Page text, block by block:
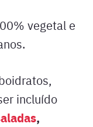
vegetal e
incluído
,